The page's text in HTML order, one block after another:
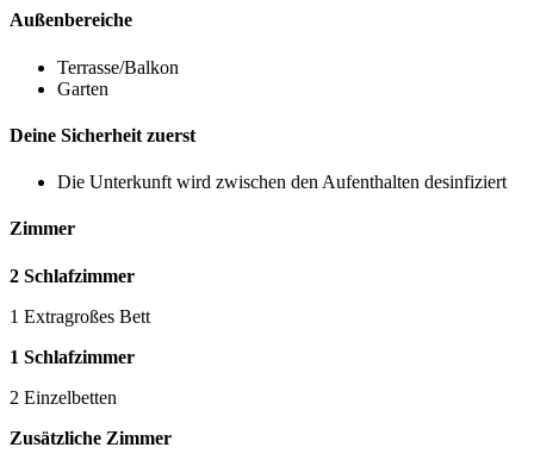
Außenbereiche
Terrasse/Balkon
Garten
Deine Sicherheit zuerst
Die Unterkunft wird zwischen den Aufenthalten desinfiziert
Zimmer
2 Schlafzimmer
1 Extragroßes Bett
1 Schlafzimmer
2 Einzelbetten
Zusätzliche Zimmer